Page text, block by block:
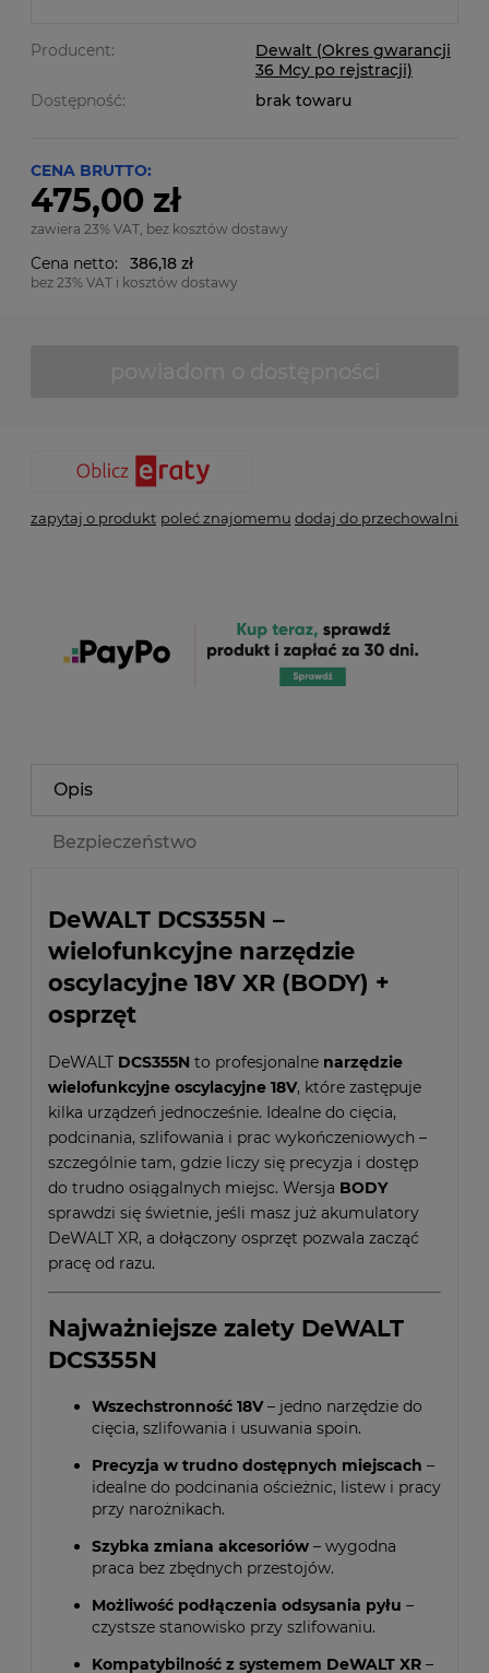
Producent:
Dewalt (Okres gwarancji
36 Mcy po rejstracji)
Dostępność:
brak towaru
CENA BRUTTO:
475,00 zł
zawiera 23% VAT, bez kosztów dostawy
Cena netto: 386,18 zł
bez 23% VAT i kosztów dostawy
zapytaj o produkt poleć znajomemu dodaj do przechowalni
Opis
Bezpieczeństwo
DeWALT DCS355N –
wielofunkcyjne narzędzie
oscylacyjne 18V XR (BODY) +
osprzęt
DeWALT DCS355N to profesjonalne narzędzie
wielofunkcyjne oscylacyjne 18V, które zastępuje
kilka urządzeń jednocześnie. Idealne do cięcia,
podcinania, szlifowania i prac wykończeniowych –
szczególnie tam, gdzie liczy się precyzja i dostęp
do trudno osiągalnych miejsc. Wersja BODY
sprawdzi się świetnie, jeśli masz już akumulatory
DeWALT XR, a dołączony osprzęt pozwala zacząć
pracę od razu.
Najważniejsze zalety DeWALT
DCS355N
Wszechstronność 18V– jedno narzędzie do
cięcia, szlifowania i usuwania spoin.
Precyzja w trudno dostępnych miejscach –
idealne do podcinania ościeżnic, listew i pracy
przy narożnikach.
Szybka zmiana akcesoriów – wygodna
praca bez zbędnych przestojów.
Możliwość podłączenia odsysania pyłu –
czystsze stanowisko przy szlifowaniu.
Kompatybilność z systemem DeWALT XR –